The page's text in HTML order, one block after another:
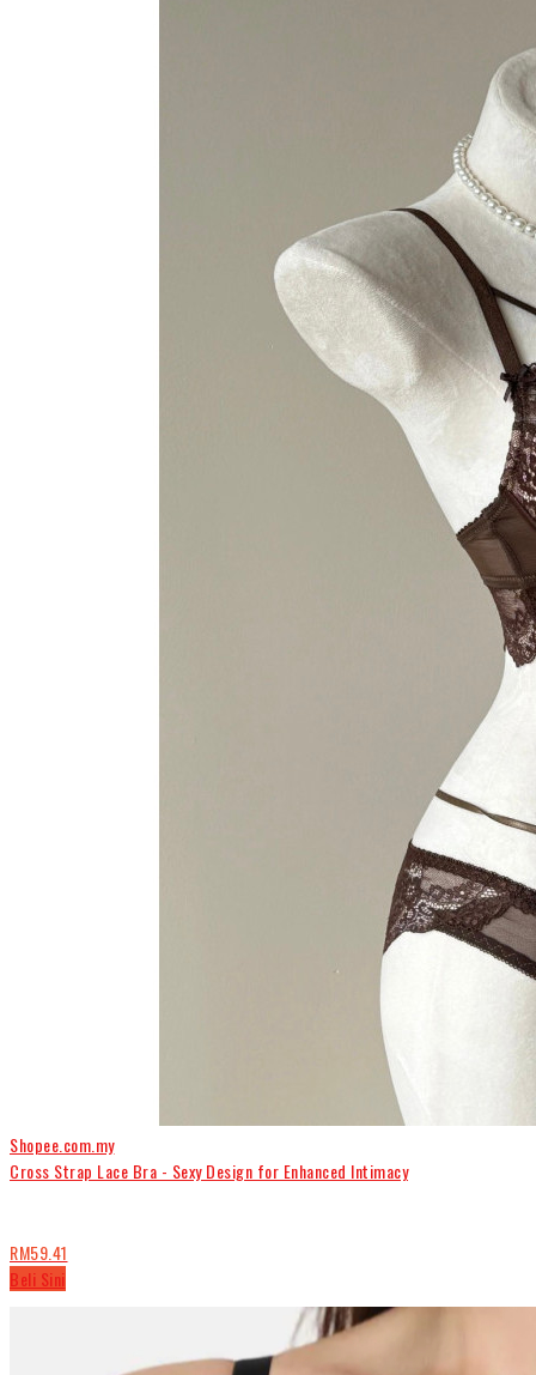
Shopee.com.my
Cross Strap Lace Bra - Sexy Design for Enhanced Intimacy
RM59.41
Beli Sini